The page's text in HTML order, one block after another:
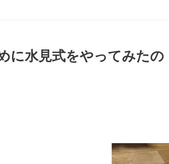
に水見式をやってみたの